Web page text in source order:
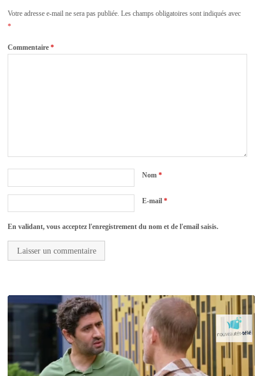
Votre adresse e-mail ne sera pas publiée. Les champs obligatoires sont indiqués avec
*
Commentaire*
Nom*
E-mail*
En validant, vous acceptez l'enregistrement du nom et de l'email saisis.